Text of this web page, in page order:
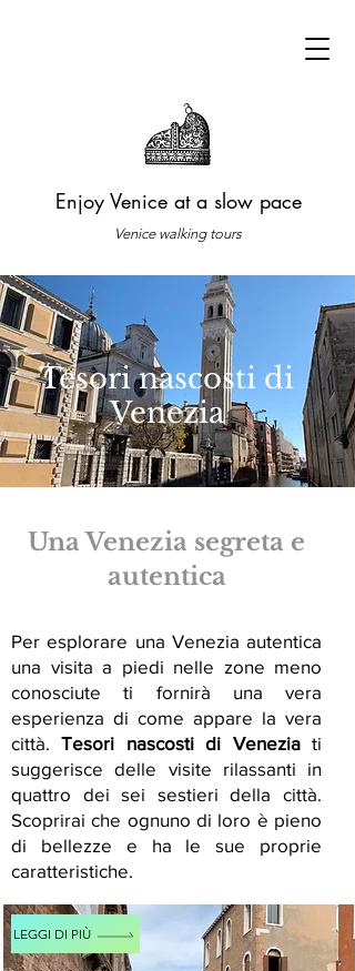
Enjoy Venice at a slow pace
Venice walking tours
Tesori nascosti di
Venezia
Una Venezia segreta e
autentica
Per esplorare una Venezia autentica
una visita a piedi nelle zone meno
conosciute ti fornirà una vera
esperienza di come appare la vera
città.Tesori nascosti di Veneziati
suggerisce delle visite rilassanti in
quattro dei sei sestieri della città.
Scoprirai che ognuno di loro è pieno
di bellezze e ha le sue proprie
caratteristiche.
LEGGI DI PIÙ